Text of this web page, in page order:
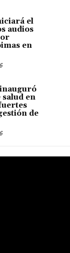
el
audios
en
en
de